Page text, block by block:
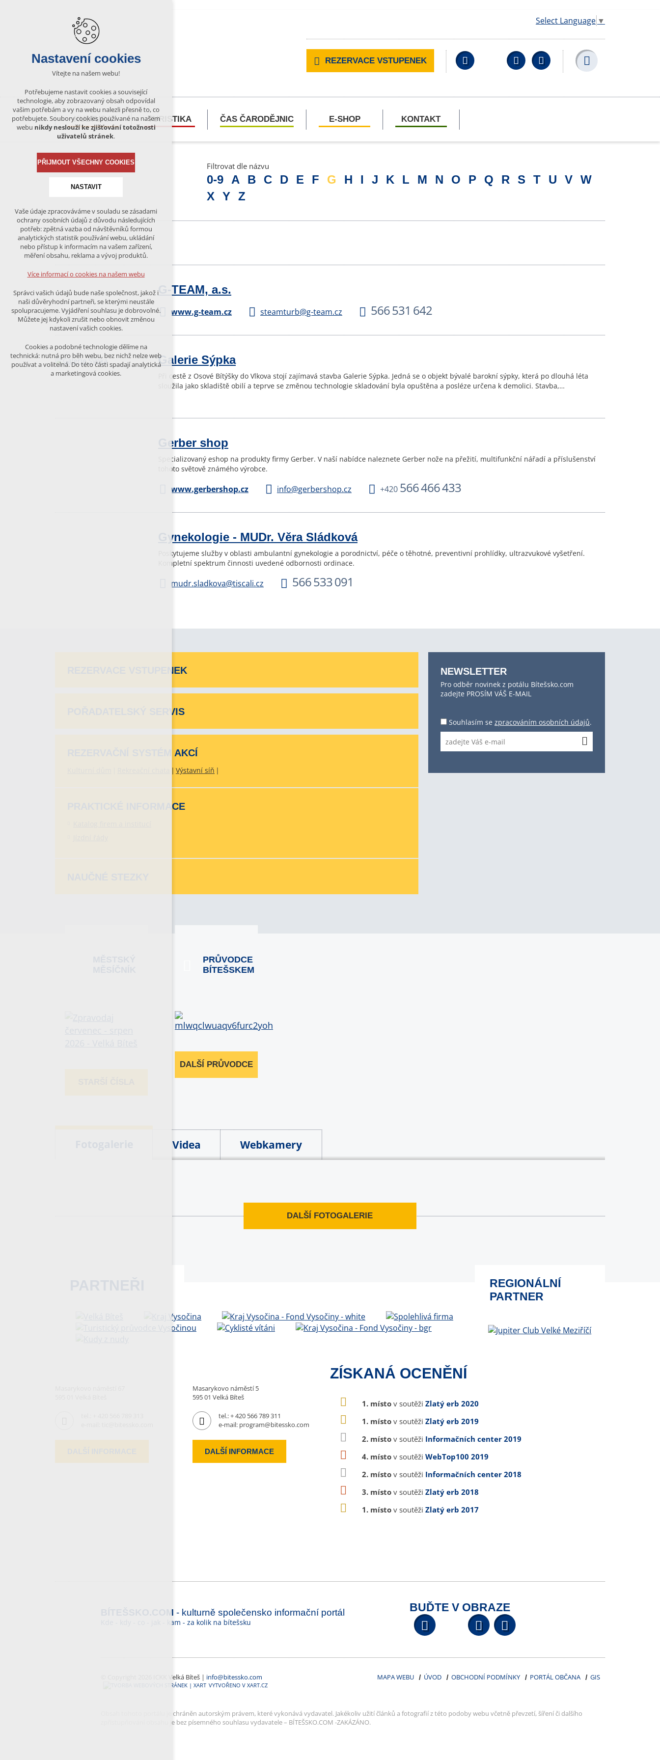
Select Language ▼
REZERVACE VSTUPENEK Facebook YouTubeWikipedia
KULTURA TURISTIKA ČAS ČARODĚJNIC E-SHOP KONTAKT
Filtrovat dle názvu
0-9 A B C D E F G H I J K L M N O P Q R S T U V W
X
Y Z
G-TEAM, a.s.
www.g-team.cz steamturb@g-team.cz 566 531 642
Galerie Sýpka
Při cestě z Osové Bítýšky do Vlkova stojí zajímavá stavba Galerie Sýpka. Jedná se o objekt bývalé barokní sýpky, která po dlouhá léta
sloužila jako skladiště obilí a teprve se změnou technologie skladování byla opuštěna a posléze určena k demolici. Stavba,…
Gerber shop
Specializovaný eshop na produkty firmy Gerber. V naší nabídce naleznete Gerber nože na přežití, multifunkční nářadí a příslušenství
tohoto světově známého výrobce.
www.gerbershop.cz info@gerbershop.cz +420 566 466 433
Gynekologie - MUDr. Věra Sládková
Poskytujeme služby v oblasti ambulantní gynekologie a porodnictví, péče o těhotné, preventivní prohlídky, ultrazvukové vyšetření.
Kompletní spektrum činnosti uvedené odbornosti ordinace.
mudr.sladkova@tiscali.cz 566 533 091
REZERVACE VSTUPENEK
POŘADATELSKÝ SERVIS
REZERVAČNÍ SYSTÉM AKCÍ
Výstavní síň
PRAKTICKÉ INFORMACE
NEWSLETTER
Pro odběr novinek z potálu Bítešsko.com
zadejte PROSÍM VÁŠ E-MAIL
Souhlasím se zpracováním osobních údajů.
PRŮVODCE
BÍTEŠSKEM
DALŠÍ PRŮVODCE
Videa Webkamery
DALŠÍ FOTOGALERIE
REGIONÁLNÍ
PARTNER
Masarykovo náměstí 5
595 01 Velká Bíteš
tel.:+ 420 566 789 311
e-mail: program@bitessko.com
DALŠÍ INFORMACE
ZÍSKANÁ OCENĚNÍ
1. místo v soutěži Zlatý erb 2020
1. místo v soutěži Zlatý erb 2019
2. místo v soutěži Informačních center 2019
4. místo v soutěži WebTop100 2019
2. místo v soutěži Informačních center 2018
3. místo v soutěži Zlatý erb 2018
1. místo v soutěži Zlatý erb 2017
BÍTEŠSKO.COM - kulturně společensko informační portál
Kde - kdy - co - jak - kam - za kolik na bítešsku
BUĎTE V OBRAZE
Facebook YouTube
© Copyright 2026 ICKK Velká Bíteš | info@bitessko.com MAPA WEBU ÚVOD OBCHODNÍ PODMÍNKY PORTÁL OBČANA GIS
VYTVOŘENO V XART.CZ
Obsah tohoto portálu je chráněn autorským právem, které vykonává vydavatel. Jakékoliv užití článků a fotografií z této podoby webu včetně převzetí, šíření či dalšího
zpřístupňování obsahu je bez písemného souhlasu vydavatele – BÍTEŠSKO.COM -ZAKÁZÁNO.
Nastavení cookies
Vítejte na našem webu!
Potřebujeme nastavit cookies a související
technologie, aby zobrazovaný obsah odpovídal
vašim potřebám a vy na webu nalezli přesně to, co
potřebujete. Soubory cookies používané na našem
webu nikdy neslouží ke zjišťování totožnosti
uživatelů stránek.
PŘIJMOUT VŠECHNY COOKIES
NASTAVIT
Technická cookies
nutná pro provozování webu
udržení kontextu stránek (session):
případná přihlášení, volby jazyka, apod.
analytická pro anonymizované
vyhodnocení návštěvnosti
marketingová cookies (Google)
Více informací o cookies na našem webu
ODMÍTNOUT VŠE
Vaše údaje zpracováváme v souladu se zásadami
ochrany osobních údajů z důvodu následujících
potřeb: zpětná vazba od návštěvníků formou
analytických statistik používání webu, ukládání
nebo přístup k informacím na vašem zařízení,
měření obsahu, reklama a vývoj produktů.
Více informací o cookies na našem webu
Správci vašich údajů bude naše společnost, jakož i
naši důvěryhodní partneři, se kterými neustále
spolupracujeme. Vyjádření souhlasu je dobrovolné.
Můžete jej kdykoli zrušit nebo obnovit změnou
nastavení vašich cookies.
Cookies a podobné technologie dělíme na
technická: nutná pro běh webu, bez nichž nelze web
používat a volitelná. Do této části spadají analytická
a marketingová cookies.